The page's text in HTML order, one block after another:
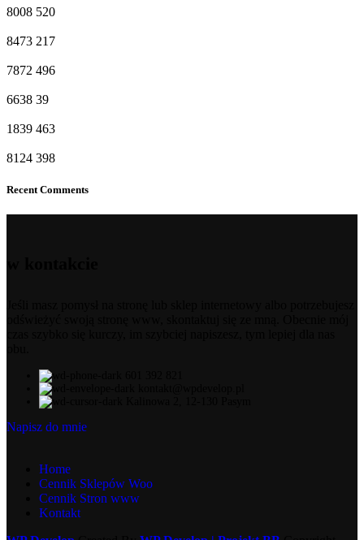
8008 520
8473 217
7872 496
6638 39
1839 463
8124 398
Recent Comments
Napisz do mnie
Home
Cennik Sklepów Woo
Cennik Stron www
Kontakt